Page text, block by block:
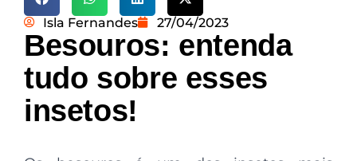
Isla Fernandes 27/04/2023
Besouros: entenda
tudo sobre esses
insetos!